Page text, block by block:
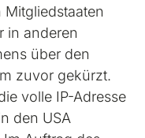
in anderen
über den
zuvor gekürzt.
volle IP-Adresse
den USA